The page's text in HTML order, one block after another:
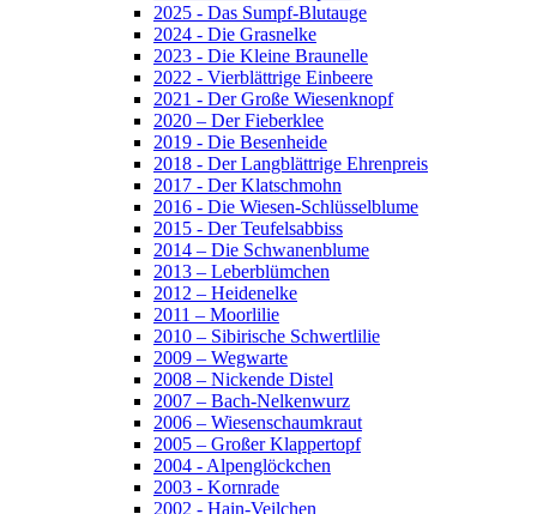
2025 - Das Sumpf-Blutauge
2024 - Die Grasnelke
2023 - Die Kleine Braunelle
2022 - Vierblättrige Einbeere
2021 - Der Große Wiesenknopf
2020 – Der Fieberklee
2019 - Die Besenheide
2018 - Der Langblättrige Ehrenpreis
2017 - Der Klatschmohn
2016 - Die Wiesen-Schlüsselblume
2015 - Der Teufelsabbiss
2014 – Die Schwanenblume
2013 – Leberblümchen
2012 – Heidenelke
2011 – Moorlilie
2010 – Sibirische Schwertlilie
2009 – Wegwarte
2008 – Nickende Distel
2007 – Bach-Nelkenwurz
2006 – Wiesenschaumkraut
2005 – Großer Klappertopf
2004 - Alpenglöckchen
2003 - Kornrade
2002 - Hain-Veilchen